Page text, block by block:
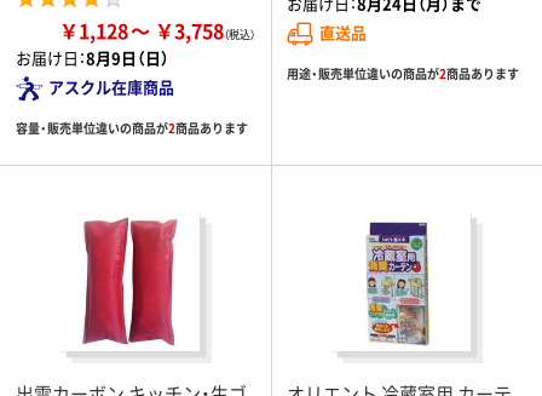
￥1,128 ￥3,758
お届け日：8月9日（日）
アスクル在庫商品
容量・販売単位違いの商品が2商品あります
直送品
用途・販売単位違いの商品が2商品あります